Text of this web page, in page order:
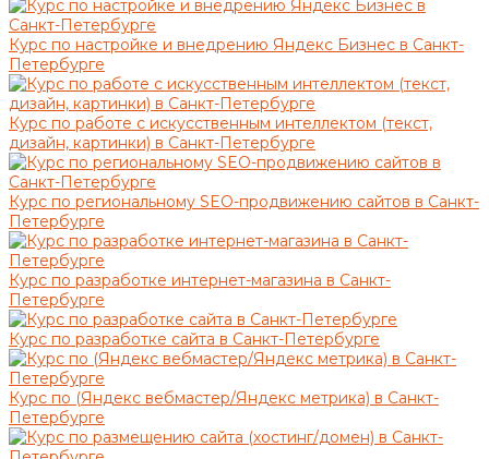
Курс по настройке и внедрению Яндекс Бизнес в Санкт-
Петербурге
Курс по работе с искусственным интеллектом (текст,
дизайн, картинки) в Санкт-Петербурге
Курс по региональному SEO-продвижению сайтов в Санкт-
Петербурге
Курс по разработке интернет-магазина в Санкт-
Петербурге
Курс по разработке сайта в Санкт-Петербурге
Курс по (Яндекс вебмастер/Яндекс метрика) в Санкт-
Петербурге